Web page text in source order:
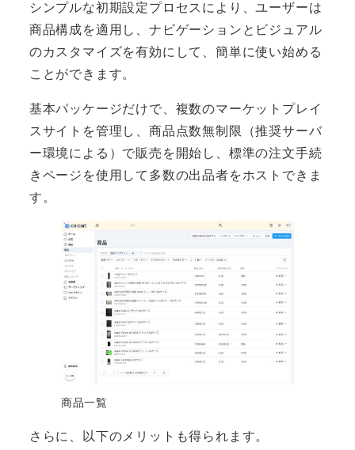
シンプルな初期設定プロセスにより、ユーザーは
商品構成を適用し、ナビゲーションとビジュアル
のカスタマイズを有効にして、簡単に使い始める
ことができます。
基本パッケージだけで、複数のマーケットプレイ
スサイトを管理し、商品点数無制限（推奨サーバ
ー環境による）で販売を開始し、標準の注文手続
きページを使用して多数の出品者をホストできま
す。
商品一覧
さらに、以下のメリットも得られます。